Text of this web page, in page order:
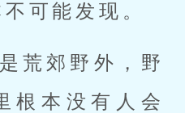
可能发现。
荒郊野外，野
根本没有人会